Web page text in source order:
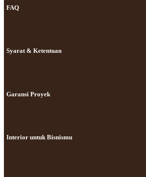
FAQ
Syarat & Ketentuan
Garansi Proyek
Interior untuk Bisnismu